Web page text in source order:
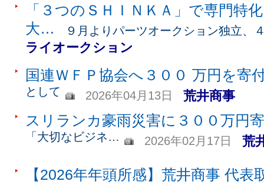
「３つのＳＨＩＮＫＡ」で専門特
大… ９月よりパーツオークション独立、
ライオークション
国連ＷＦＰ協会へ３００ 万円を寄
として 2026年04月13日 荒井商事
スリランカ豪雨災害に３００万円
「大切なビジネ… 2026年02月17日 荒
【2026年年頭所感】荒井商事 代表